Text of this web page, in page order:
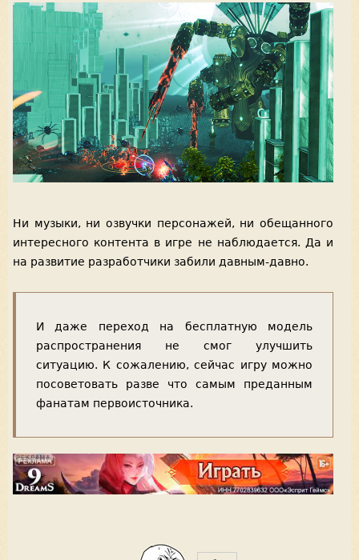
Ни музыки, ни озвучки персонажей, ни обещанного
интересного контента в игре не наблюдается. Да и
на развитие разработчики забили давным-давно.
И даже переход на бесплатную модель
распространения не смог улучшить
ситуацию. К сожалению, сейчас игру можно
посоветовать разве что самым преданным
фанатам первоисточника.